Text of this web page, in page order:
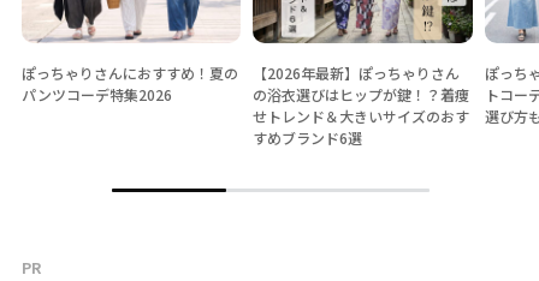
ぽっちゃりさんにおすすめ！夏の
パンツコーデ特集2026
【2026年最新】ぽっちゃりさん
の浴衣選びはヒップが鍵！？着痩
せトレンド＆大きいサイズのおす
すめブランド6選
ぽっち
トコー
選び方
PR